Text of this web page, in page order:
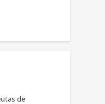
de